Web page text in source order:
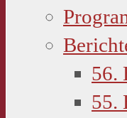
56.
55.